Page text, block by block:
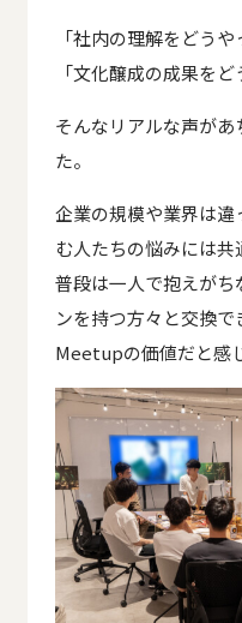
「社内の理解をどうや
「文化醸成の成果を
そんなリアルな声が
た。
企業の規模や業界は違
む人たちの悩みには共
普段は一人で抱えがち
ンを持つ方々と交換
Meetupの価値だと感